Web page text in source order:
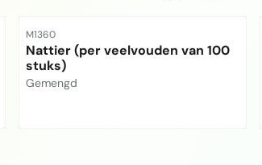
Artikelnummer
M1360
Nattier (per veelvouden van 100
stuks)
Merk:
Gemengd